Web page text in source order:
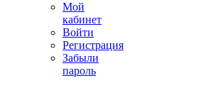
Мой
кабинет
Войти
Регистрация
Забыли
пароль